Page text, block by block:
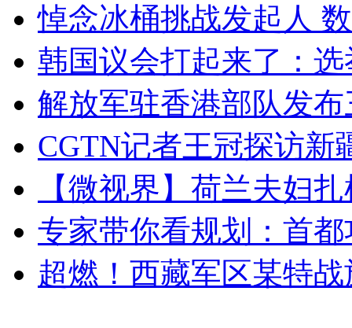
悼念冰桶挑战发起人
韩国议会打起来了：
解放军驻香港部队发
CGTN记者王冠探访新
【微视界】荷兰夫妇
专家带你看规划：首
超燃！西藏军区某特